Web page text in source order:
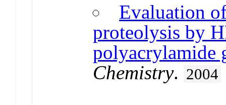
Evaluation
proteolysis by
polyacrylamide
Chemistry. 2004